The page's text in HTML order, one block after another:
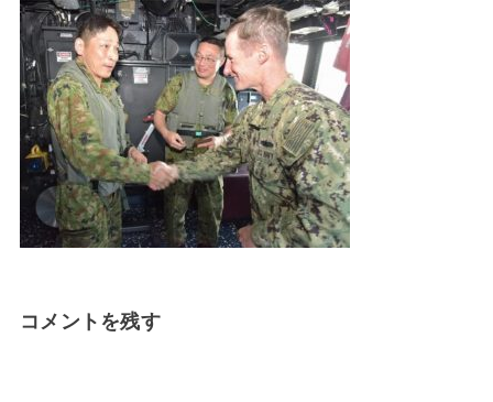
コメントを残す